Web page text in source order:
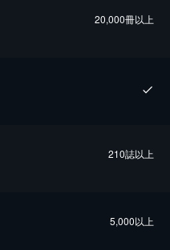
20,000冊以上
210誌以上
5,000以上